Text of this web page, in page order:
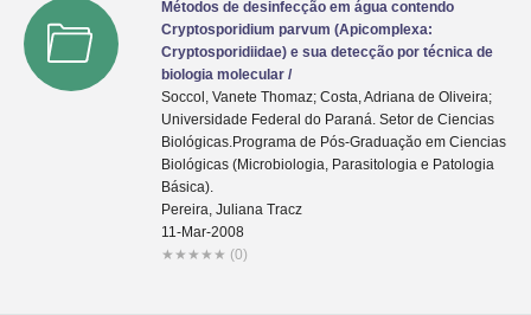
Métodos de desinfecção em água contendo
Cryptosporidium parvum (Apicomplexa:
Cryptosporidiidae) e sua detecção por técnica de
biologia molecular /
Soccol, Vanete Thomaz; Costa, Adriana de Oliveira;
Universidade Federal do Paraná. Setor de Ciencias
Biológicas.Programa de Pós-Graduaçăo em Ciencias
Biológicas (Microbiologia, Parasitologia e Patologia
Básica).
Pereira, Juliana Tracz
11-Mar-2008
★ ★ ★ ★ ★ (0)